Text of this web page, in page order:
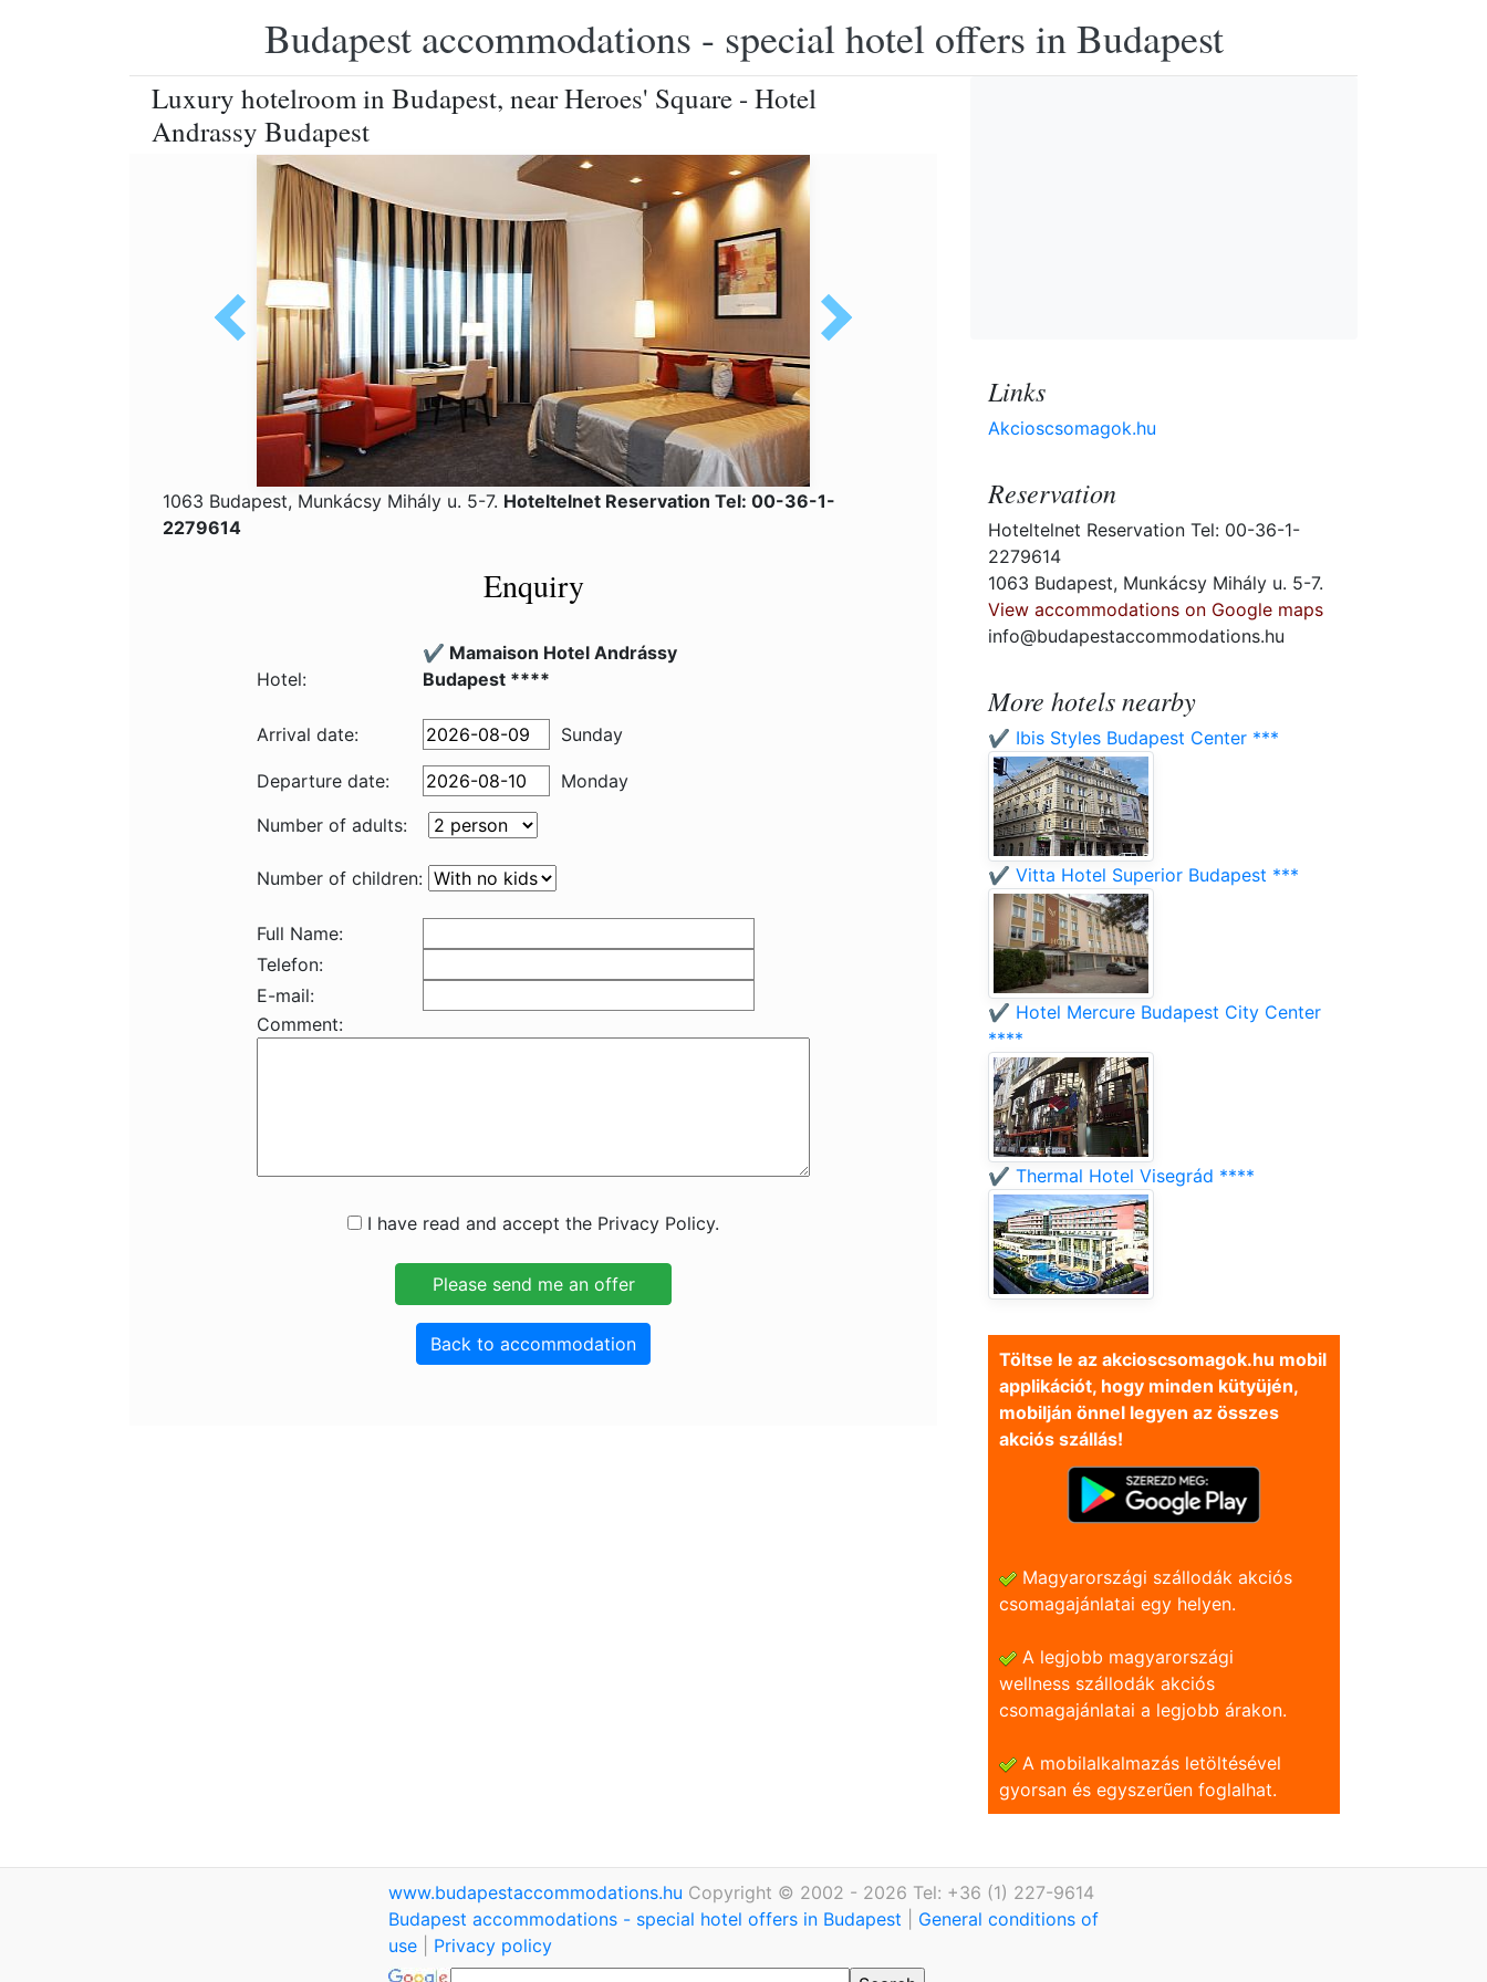
Budapest accommodations - special hotel offers in Budapest
Luxury hotelroom in Budapest, near Heroes' Square - Hotel
Andrassy Budapest
1063 Budapest, Munkácsy Mihály u. 5-7. Hoteltelnet Reservation Tel: 00-36-1-
2279614
Enquiry
Hotel:
✔️ Mamaison Hotel Andrássy
Budapest ****
Arrival date: Sunday
Departure date:
Monday
Number of adults:
Number of children:
Full Name:
Telefon:
E-mail:
Comment:
I have read and accept the Privacy Policy.
Back to accommodation
Links
Akcioscsomagok.hu
Reservation
Hoteltelnet Reservation Tel: 00-36-1-
2279614
1063 Budapest, Munkácsy Mihály u. 5-7.
View accommodations on Google maps
info@budapestaccommodations.hu
More hotels nearby
✔️ Ibis Styles Budapest Center ***
✔️ Vitta Hotel Superior Budapest ***
✔️ Hotel Mercure Budapest City Center
****
✔️ Thermal Hotel Visegrád ****
Töltse le az akcioscsomagok.hu mobil
applikációt, hogy minden kütyüjén,
mobilján önnel legyen az összes
akciós szállás!
Magyarországi szállodák akciós
csomagajánlatai egy helyen.
A legjobb magyarországi
wellness szállodák akciós
csomagajánlatai a legjobb árakon.
A mobilalkalmazás letöltésével
gyorsan és egyszerũen foglalhat.
www.budapestaccommodations.hu Copyright © 2002 - 2026 Tel: +36 (1) 227-9614
Budapest accommodations - special hotel offers in Budapest
General conditions of
use
Privacy policy